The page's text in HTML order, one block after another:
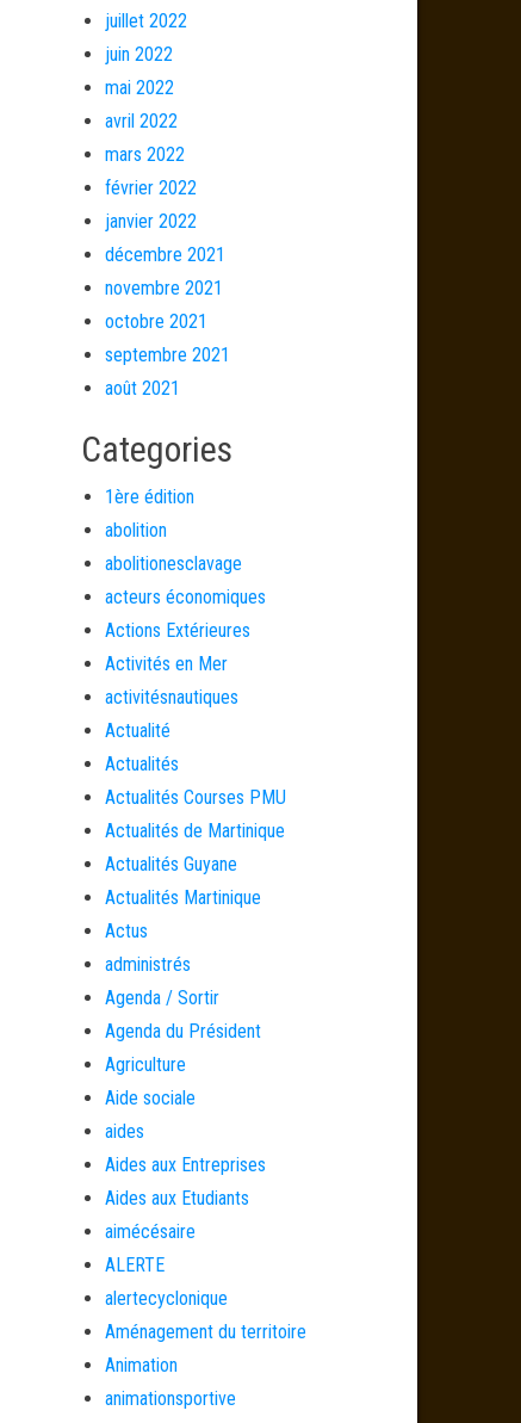
juillet 2022
juin 2022
mai 2022
avril 2022
mars 2022
février 2022
janvier 2022
décembre 2021
novembre 2021
octobre 2021
septembre 2021
août 2021
Categories
1ère édition
abolition
abolitionesclavage
acteurs économiques
Actions Extérieures
Activités en Mer
activitésnautiques
Actualité
Actualités
Actualités Courses PMU
Actualités de Martinique
Actualités Guyane
Actualités Martinique
Actus
administrés
Agenda / Sortir
Agenda du Président
Agriculture
Aide sociale
aides
Aides aux Entreprises
Aides aux Etudiants
aimécésaire
ALERTE
alertecyclonique
Aménagement du territoire
Animation
animationsportive